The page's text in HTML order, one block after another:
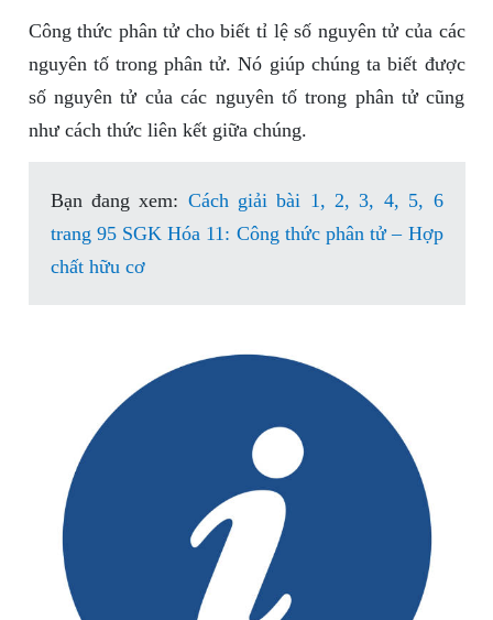
Công thức phân tử cho biết tỉ lệ số nguyên tử của các
nguyên tố trong phân tử. Nó giúp chúng ta biết được
số nguyên tử của các nguyên tố trong phân tử cũng
như cách thức liên kết giữa chúng.
Bạn đang xem: Cách giải bài 1, 2, 3, 4, 5, 6
trang 95 SGK Hóa 11: Công thức phân tử – Hợp
chất hữu cơ